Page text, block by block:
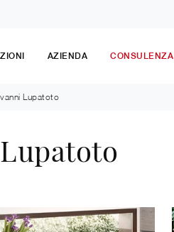
AZIENDA CONSULENZA
Lupatoto